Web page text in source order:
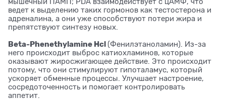
ведет к выделению таких гормонов как тестостерона и
адреналина, а они уже способствуют потери жира и
препятствуют синтезу новых.
Beta-Phenethylamine Hcl (Фенилэтаноламин). Из-за
него происходит выброс катиохламинов, которые
оказывают жиросжигающее действие. Это происходит
потому, что они стимулируют гипоталамус, который
ускоряет обменные процессы. Улучшает настроение,
сосредоточенность и помогает контролировать
аппетит.